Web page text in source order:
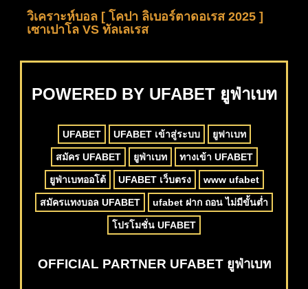
วิเคราะห์บอล [ โคปา ลิเบอร์ตาดอเรส 2025 ]
เซาเปาโล VS ทัลเลเรส
POWERED BY UFABET ยูฟ่าเบท
UFABET UFABET เข้าสู่ระบบ ยูฟาเบท
สมัคร UFABET ยูฟ่าเบท ทางเข้า UFABET
ยูฟ่าเบทออโต้ UFABET เว็บตรง www ufabet
สมัครแทงบอล UFABET ufabet ฝาก ถอน ไม่มีขั้นต่ำ
โปรโมชั่น UFABET
OFFICIAL PARTNER UFABET ยูฟ่าเบท